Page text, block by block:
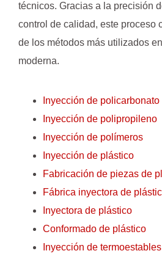
técnicos. Gracias a la precisión
control de calidad, este proceso
de los métodos más utilizados
moderna.
Inyección de policarbonato
Inyección de polipropileno
Inyección de polímeros
Inyección de plástico
Fabricación de piezas de
Fábrica inyectora de
Inyectora de plástico
Conformado de plástico
Inyección de termoestables